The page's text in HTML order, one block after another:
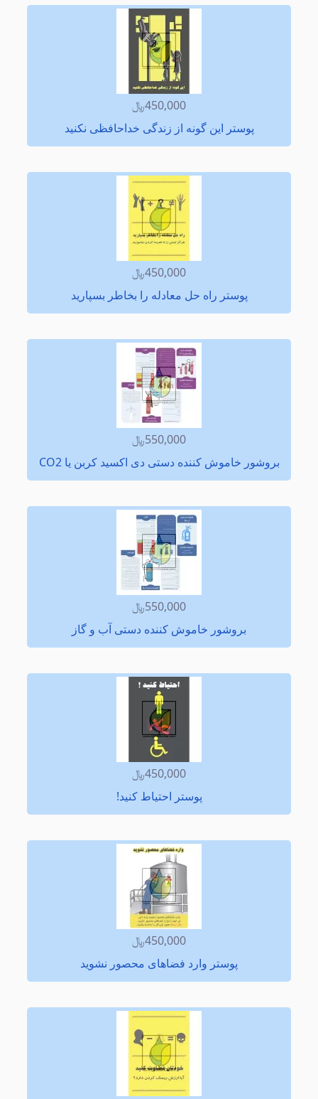
450,000﷼
پوستر این گونه از زندگی خداحافظی نكنید
450,000﷼
پوستر راه حل معادله را بخاطر بسپارید
550,000﷼
بروشور خاموش کننده دستی دی اکسید کربن یا CO2
550,000﷼
بروشور خاموش کننده دستی آب و گاز
450,000﷼
پوستر احتیاط كنید!
450,000﷼
پوستر وارد فضاهای محصور نشوید